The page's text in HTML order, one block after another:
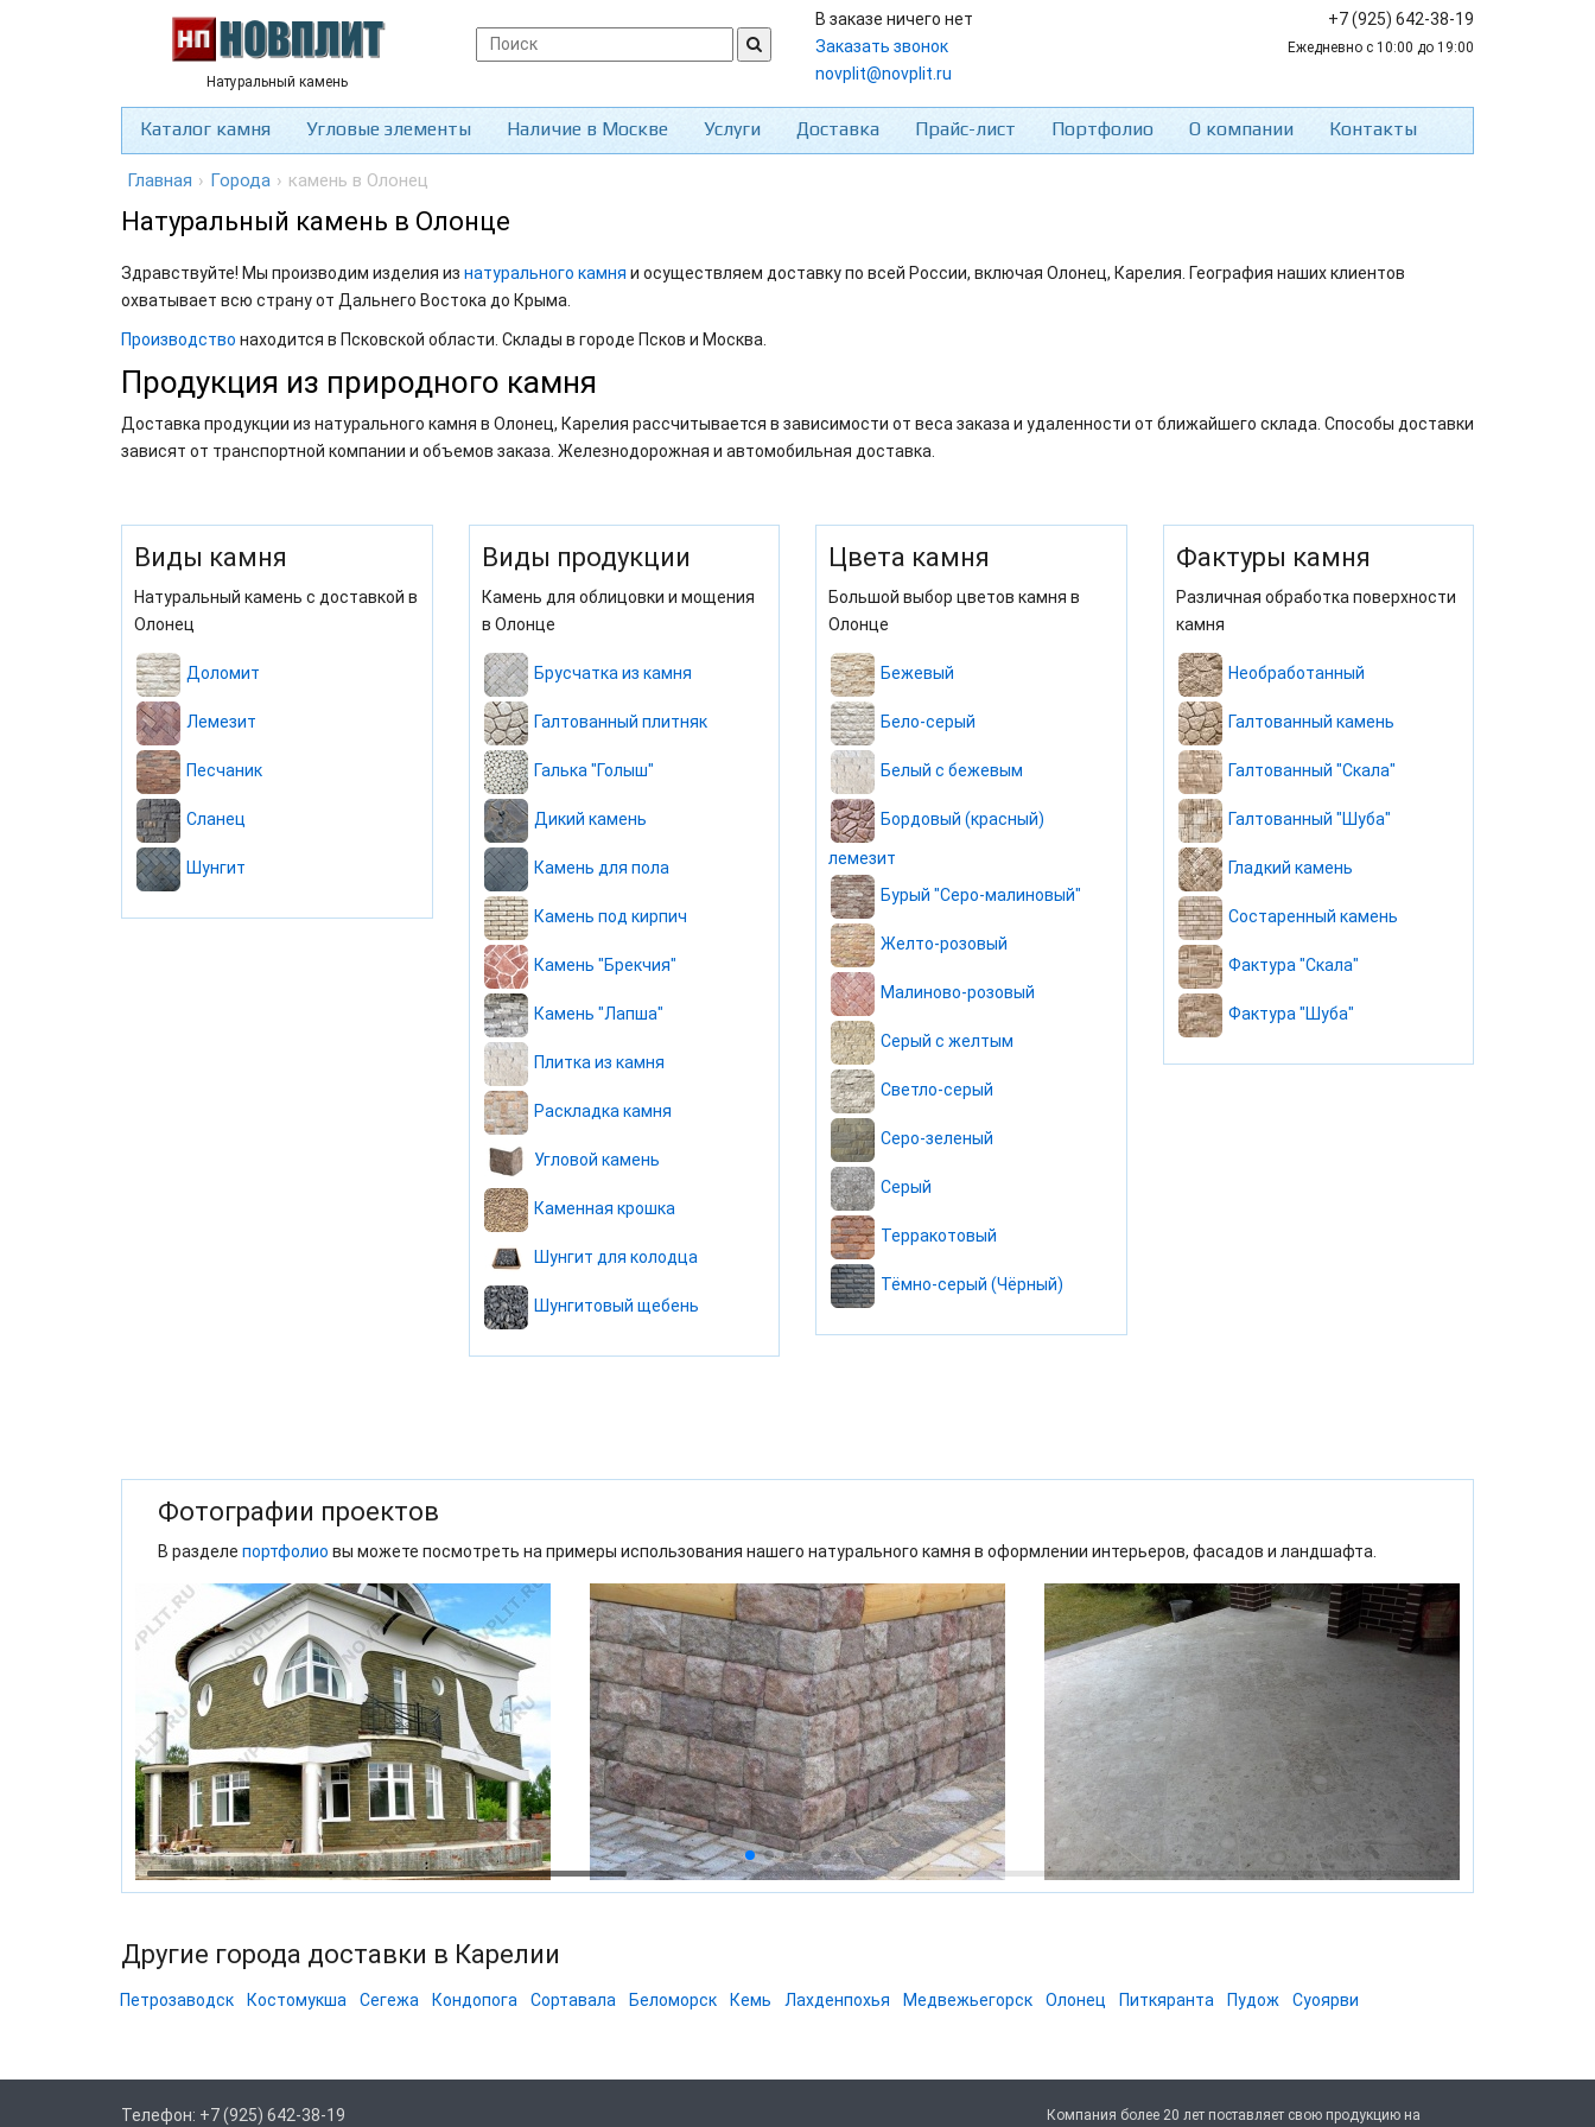
Натуральный камень
В заказе ничего нет
Заказать звонок
novplit@novplit.ru
+7 (925) 642-38-19
Ежедневно с 10:00 до 19:00
Каталог камня Угловые элементы Наличие в Москве Услуги Доставка Прайс-лист Портфолио О компании Контакты
Главная › Города › камень в Олонец
Натуральный камень в Олонце
Здравствуйте! Мы производим изделия из натурального камня и осуществляем доставку по всей России, включая Олонец, Карелия. География наших клиентов
охватывает всю страну от Дальнего Востока до Крыма.
Производство находится в Псковской области. Склады в городе Псков и Москва.
Продукция из природного камня
Доставка продукции из натурального камня в Олонец, Карелия рассчитывается в зависимости от веса заказа и удаленности от ближайшего склада. Способы доставки
зависят от транспортной компании и объемов заказа. Железнодорожная и автомобильная доставка.
Виды камня
Натуральный камень с доставкой в
Олонец
Доломит
Лемезит
Песчаник
Сланец
Шунгит
Виды продукции
Камень для облицовки и мощения
в Олонце
Брусчатка из камня
Галтованный плитняк
Галька "Голыш"
Дикий камень
Камень для пола
Камень под кирпич
Камень "Брекчия"
Камень "Лапша"
Плитка из камня
Раскладка камня
Угловой камень
Каменная крошка
Шунгит для колодца
Шунгитовый щебень
Цвета камня
Большой выбор цветов камня в
Олонце
Бежевый
Бело-серый
Белый с бежевым
Бордовый (красный)
лемезит
Бурый "Серо-малиновый"
Желто-розовый
Малиново-розовый
Серый с желтым
Светло-серый
Серо-зеленый
Серый
Терракотовый
Тёмно-серый (Чёрный)
Фактуры камня
Различная обработка поверхности
камня
Необработанный
Галтованный камень
Галтованный "Скала"
Галтованный "Шуба"
Гладкий камень
Состаренный камень
Фактура "Скала"
Фактура "Шуба"
Фотографии проектов
В разделе портфолио вы можете посмотреть на примеры использования нашего натурального камня в оформлении интерьеров, фасадов и ландшафта.
Другие города доставки в Карелии
Петрозаводск Костомукша Сегежа Кондопога Сортавала Беломорск Кемь Лахденпохья Медвежьегорск Олонец Питкяранта Пудож Суоярви
Телефон: +7 (925) 642-38-19 Компания более 20 лет поставляет свою продукцию на